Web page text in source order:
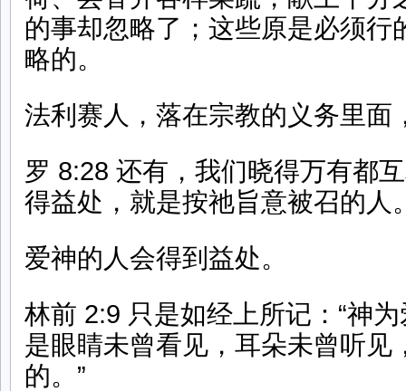
的事却忽略了；这些原是必须行
略的。
法利赛人，落在宗教的义务里面
罗 8:28 还有，我们晓得万有都
得益处，就是按祂旨意被召的人
爱神的人会得到益处。
林前 2:9 只是如经上所记：“神
是眼睛未曾看见，耳朵未曾听见
的。”